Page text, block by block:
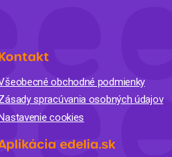
obchodné podmienky
spracúvania osobných údajov
cookies
edelia.sk